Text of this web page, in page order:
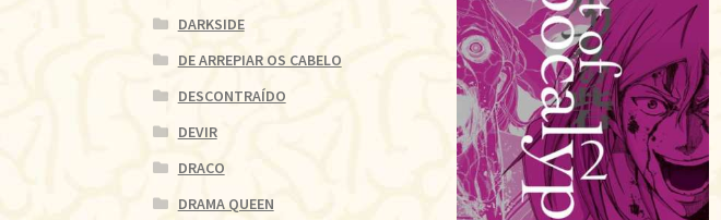
DARKSIDE
DE ARREPIAR OS CABELO
DESCONTRAÍDO
DEVIR
DRACO
DRAMA QUEEN